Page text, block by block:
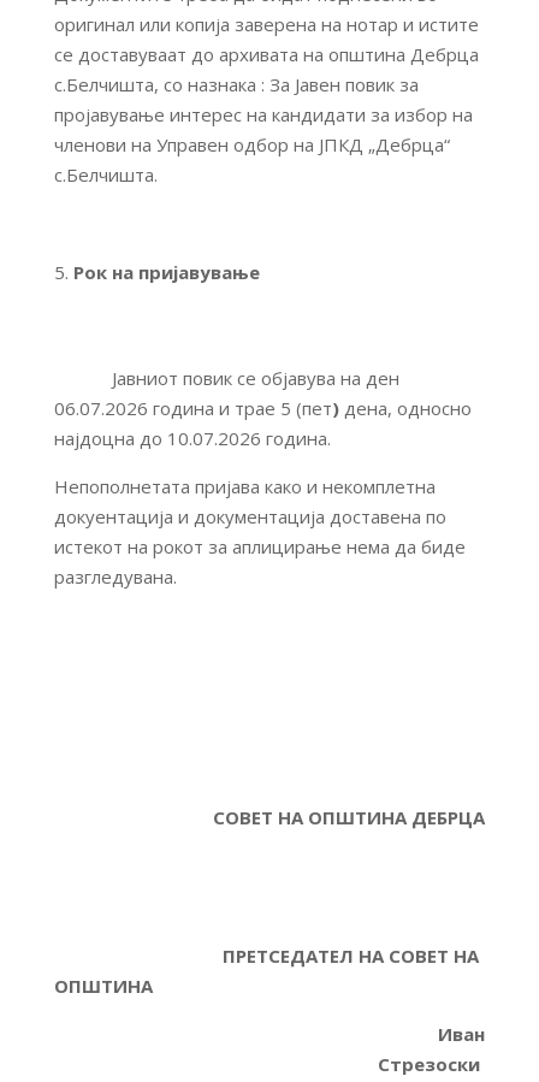
оригинал или копија заверена на нотар и истите
се доставуваат до архивата на општина Дебрца
с.Белчишта, со назнака : За Јавен повик за
пројавување интерес на кандидати за избор на
членови на Управен одбор на ЈПКД „Дебрца“
с.Белчишта.
Рок на пријавување
Јавниот повик се објавува на ден
06.07.2026 година и трае 5 (пет)дена, односно
најдоцна до 10.07.2026 година.
Непополнетата пријава како и некомплетна
докуентација и документација доставена по
истекот на рокот за аплицирање нема да биде
разгледувана.
СОВЕТ НА ОПШТИНА ДЕБРЦА
ПРЕТСЕДАТЕЛ НА СОВЕТ НА
ОПШТИНА
Иван
Стрезоски